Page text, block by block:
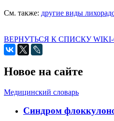
См. также: другие виды
ВЕРНУТЬСЯ К СПИСКУ
Новое на сайте
Медицинский словарь
Cиндром